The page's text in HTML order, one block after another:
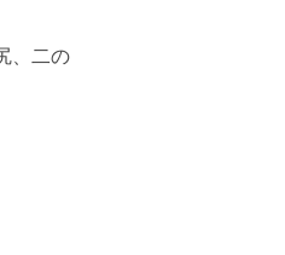
、二の